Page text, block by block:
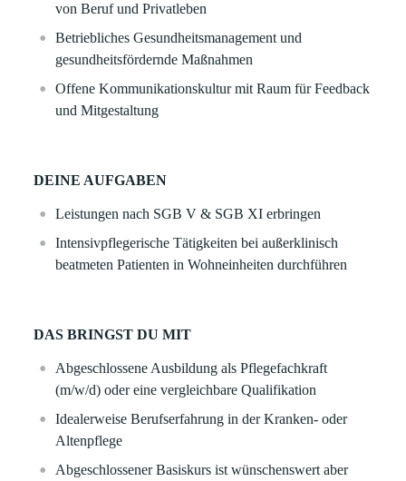
von Beruf und Privatleben
Betriebliches Gesundheitsmanagement und
gesundheitsfördernde Maßnahmen
Offene Kommunikationskultur mit Raum für Feedback
und Mitgestaltung
DEINE AUFGABEN
Leistungen nach SGB V & SGB XI erbringen
Intensivpflegerische Tätigkeiten bei außerklinisch
beatmeten Patienten in Wohneinheiten durchführen
DAS BRINGST DU MIT
Abgeschlossene Ausbildung als Pflegefachkraft
(m/w/d) oder eine vergleichbare Qualifikation
Idealerweise Berufserfahrung in der Kranken- oder
Altenpflege
Abgeschlossener Basiskurs ist wünschenswert aber